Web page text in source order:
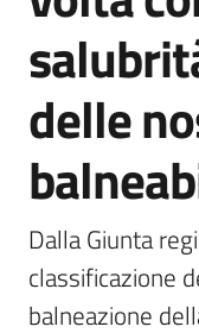
delle
Dalla Giunta
classificazione
balneazione